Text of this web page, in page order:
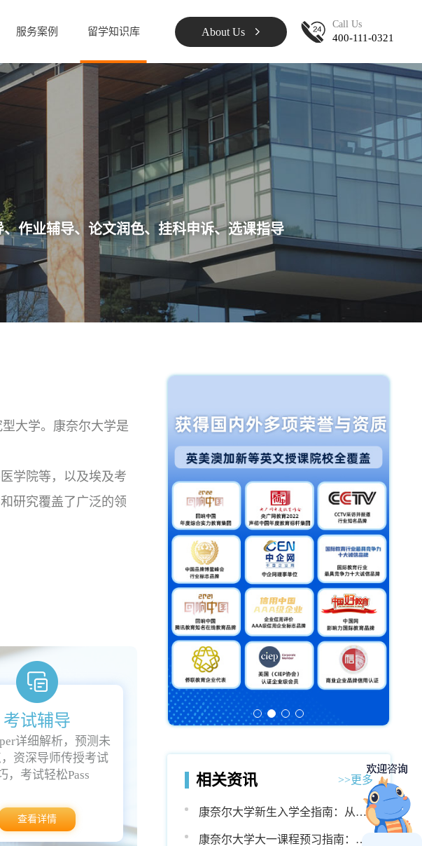
服务案例 留学知识库 About Us
Call Us
400-111-0321
作业辅导、论文润色、挂科申诉、选课指导
大学。康奈尔大学是
学院等，以及埃及考
研究覆盖了广泛的领
力量，包括多位诺贝
加各种研究项目、社
校友网络，为毕业生
多个博物馆、艺术中
等。
学术资源，是众多优
考试辅导
详细解析，预测未
资深导师传授考试
，考试轻松Pass
查看详情
相关资讯 >>更多
康奈尔大学新生入学全指南：从选
康奈尔大学大一课程预习指南：摆